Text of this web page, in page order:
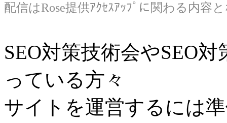
配信はRose提供ｱｸｾｽｱｯﾌﾟに関わる内容
SEO対策技術会やSEO
っている方々
サイトを運営するには